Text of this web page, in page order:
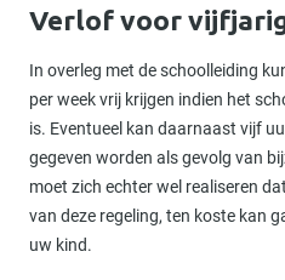
Verlof voor
In overleg met de schoolleiding
per week vrij krijgen indien het
is. Eventueel kan daarnaast vijf
gegeven worden als gevolg van
moet zich echter wel realiseren
van deze regeling, ten koste kan
uw kind.